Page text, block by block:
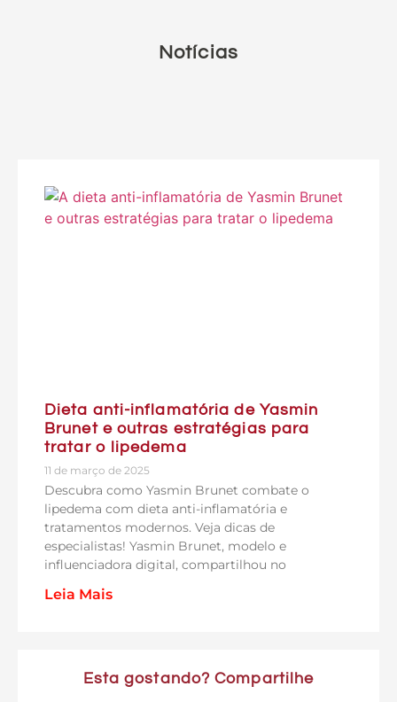
Notícias
Dieta anti-inflamatória de Yasmin
Brunet e outras estratégias para
tratar o lipedema
11 de março de 2025
Descubra como Yasmin Brunet combate o
lipedema com dieta anti-inflamatória e
tratamentos modernos. Veja dicas de
especialistas! Yasmin Brunet, modelo e
influenciadora digital, compartilhou no
Leia Mais
Esta gostando? Compartilhe